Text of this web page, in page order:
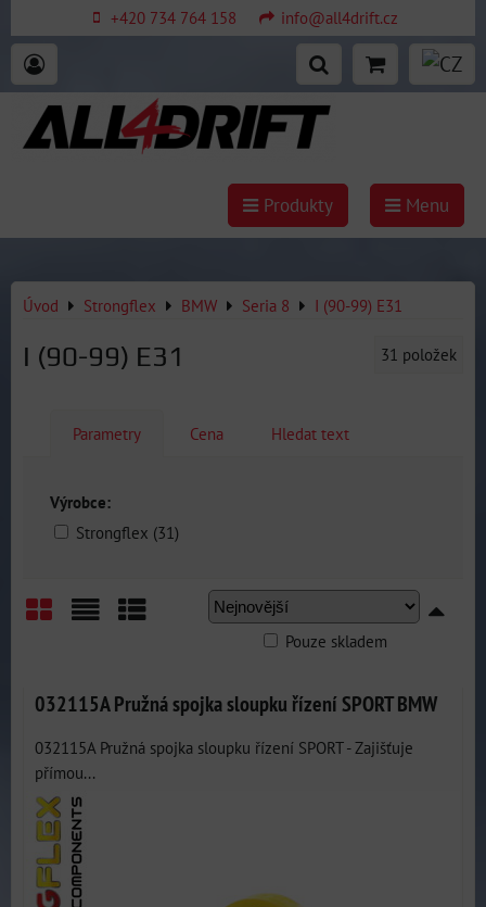
+420 734 764 158 info@all4drift.cz
Produkty Menu
Úvod Strongflex BMW Seria 8 I (90-99) E31
I (90-99) E31 31 položek
Parametry Cena Hledat text
Výrobce:
Strongflex (31)
Pouze skladem
032115A Pružná spojka sloupku řízení SPORT BMW
032115A Pružná spojka sloupku řízení SPORT - Zajišťuje
přímou...